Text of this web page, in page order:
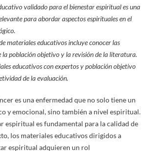
validado para el bienestar espiritual es una
para abordar aspectos espirituales en el
materiales educativos incluye conocer las
la población objetivo y la revisión de la literatura.
educativos con expertos y población objetivo
de la evaluación.
es una enfermedad que no solo tiene un
y emocional, sino también a nivel espiritual.
espiritual es fundamental para la calidad de
los materiales educativos dirigidos a
espiritual adquieren un rol